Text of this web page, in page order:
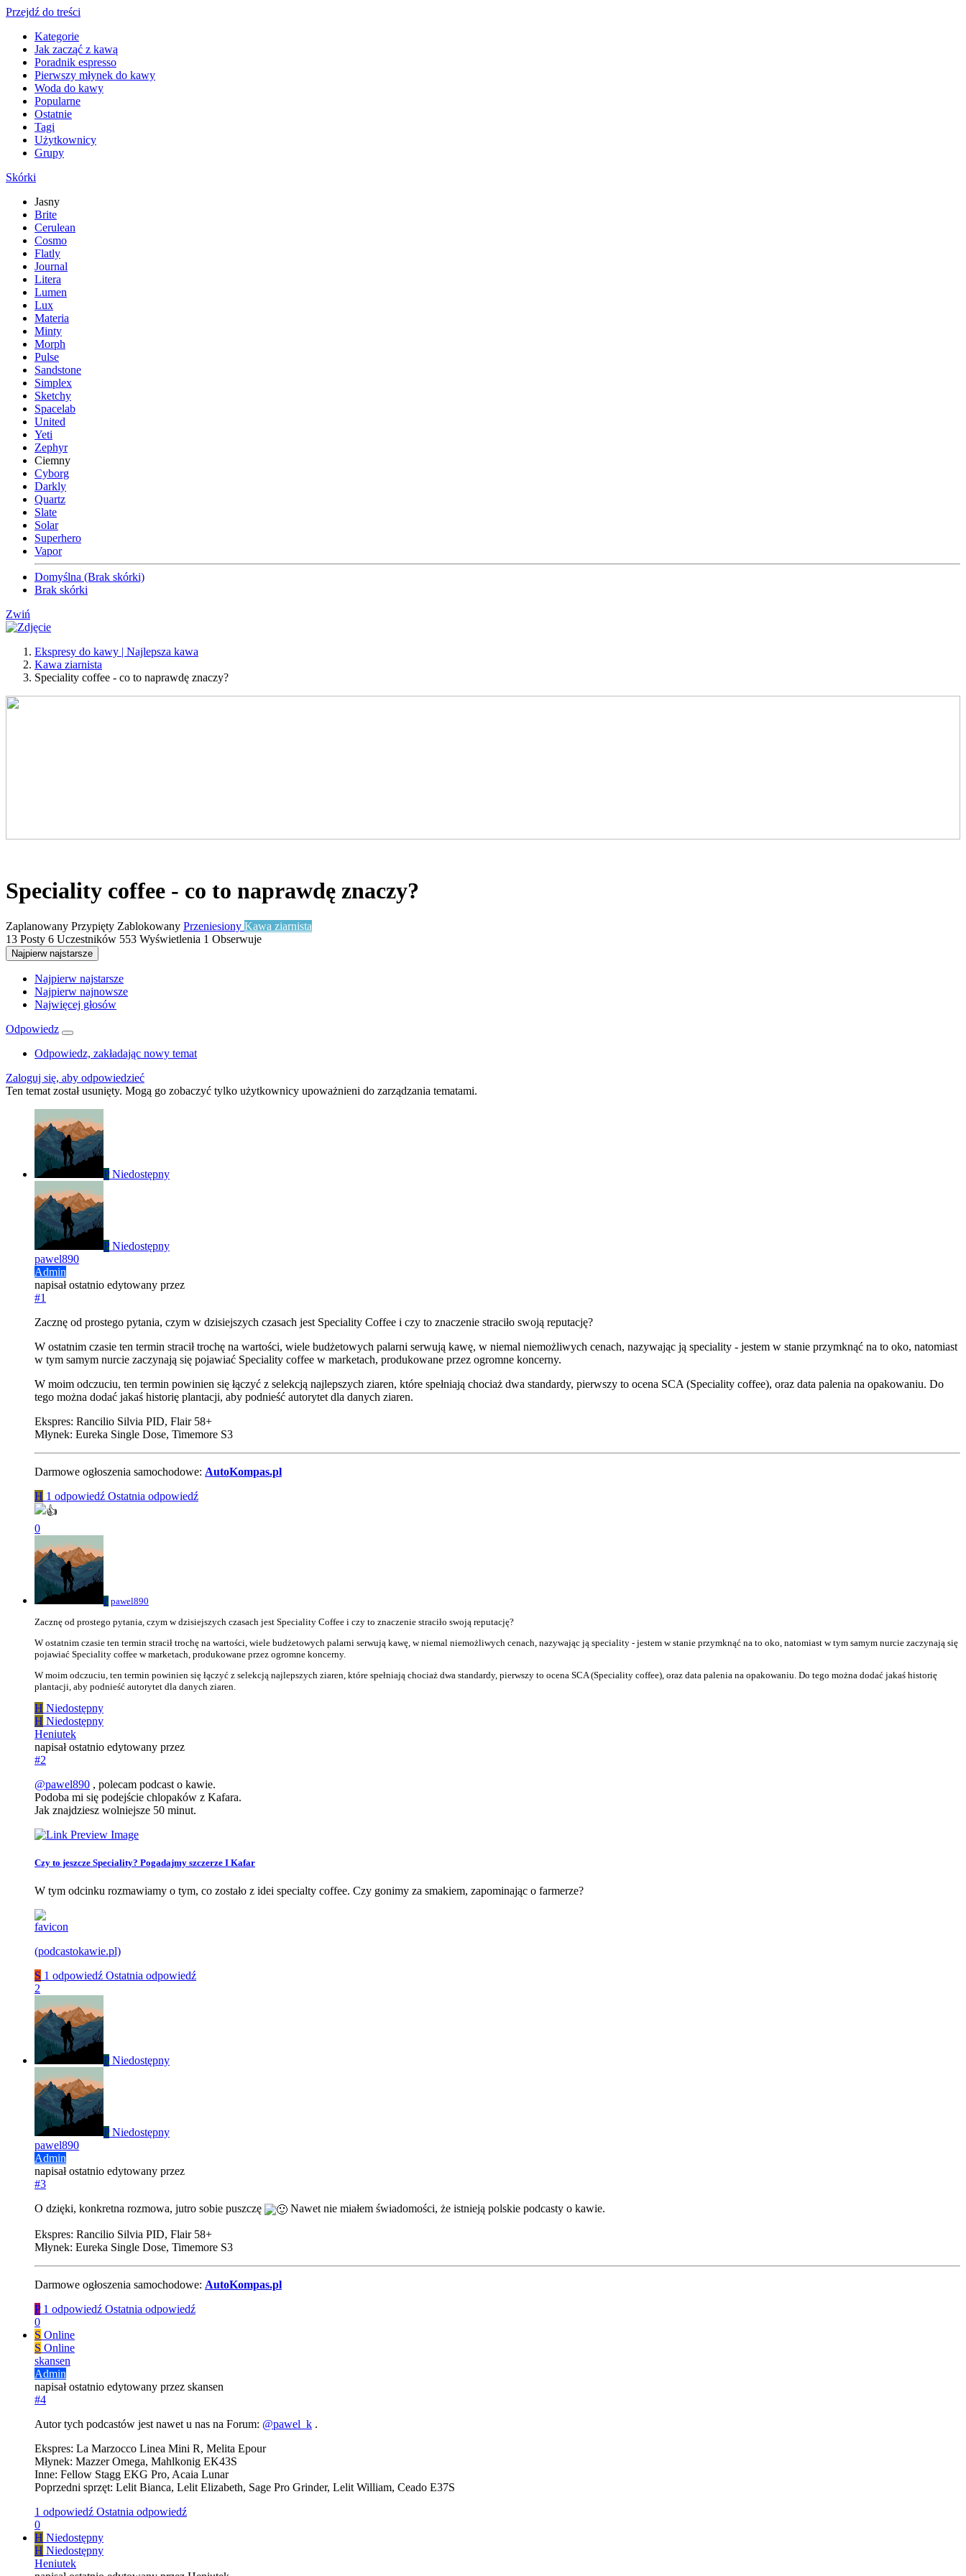
Przejdź do treści
Kategorie
Jak zacząć z kawą
Poradnik espresso
Pierwszy młynek do kawy
Woda do kawy
Popularne
Ostatnie
Tagi
Użytkownicy
Grupy
Skórki
Jasny
Brite
Cerulean
Cosmo
Flatly
Journal
Litera
Lumen
Lux
Materia
Minty
Morph
Pulse
Sandstone
Simplex
Sketchy
Spacelab
United
Yeti
Zephyr
Ciemny
Cyborg
Darkly
Quartz
Slate
Solar
Superhero
Vapor
Domyślna (Brak skórki)
Brak skórki
Zwiń
Ekspresy do kawy | Najlepsza kawa
Kawa ziarnista
Speciality coffee - co to naprawdę znaczy?
Speciality coffee - co to naprawdę znaczy?
Zaplanowany Przypięty Zablokowany Przeniesiony Kawa ziarnista
13 Posty 6 Uczestników 553 Wyświetlenia 1 Obserwuje
Najpierw najstarsze
Najpierw najstarsze
Najpierw najnowsze
Najwięcej głosów
Odpowiedz
Odpowiedz, zakładając nowy temat
Zaloguj się, aby odpowiedzieć
Ten temat został usunięty. Mogą go zobaczyć tylko użytkownicy upoważnieni do zarządzania tematami.
P Niedostępny
P Niedostępny
pawel890
Admin
napisałostatnio edytowany przez
#1
Zacznę od prostego pytania, czym w dzisiejszych czasach jest Speciality Coffee i czy to znaczenie straciło swoją reputację?
W ostatnim czasie ten termin stracił trochę na wartości, wiele budżetowych palarni serwują kawę, w niemal niemożliwych cenach, nazywając ją speciality - jestem w stanie przymknąć na to oko, natomiast
w tym samym nurcie zaczynają się pojawiać Speciality coffee w marketach, produkowane przez ogromne koncerny.
W moim odczuciu, ten termin powinien się łączyć z selekcją najlepszych ziaren, które spełniają chociaż dwa standardy, pierwszy to ocena SCA (Speciality coffee), oraz data palenia na opakowaniu. Do
tego można dodać jakaś historię plantacji, aby podnieść autorytet dla danych ziaren.
Ekspres: Rancilio Silvia PID, Flair 58+
Młynek: Eureka Single Dose, Timemore S3
Darmowe ogłoszenia samochodowe: AutoKompas.pl
H 1 odpowiedź Ostatnia odpowiedź
0
P pawel890
Zacznę od prostego pytania, czym w dzisiejszych czasach jest Speciality Coffee i czy to znaczenie straciło swoją reputację?
W ostatnim czasie ten termin stracił trochę na wartości, wiele budżetowych palarni serwują kawę, w niemal niemożliwych cenach, nazywając ją speciality - jestem w stanie przymknąć na to oko, natomiast w tym samym nurcie zaczynają się
pojawiać Speciality coffee w marketach, produkowane przez ogromne koncerny.
W moim odczuciu, ten termin powinien się łączyć z selekcją najlepszych ziaren, które spełniają chociaż dwa standardy, pierwszy to ocena SCA (Speciality coffee), oraz data palenia na opakowaniu. Do tego można dodać jakaś historię
plantacji, aby podnieść autorytet dla danych ziaren.
H Niedostępny
H Niedostępny
Heniutek
napisałostatnio edytowany przez
#2
@pawel890 , polecam podcast o kawie.
Podoba mi się podejście chlopaków z Kafara.
Jak znajdziesz wolniejsze 50 minut.
Czy to jeszcze Speciality? Pogadajmy szczerze I Kafar
W tym odcinku rozmawiamy o tym, co zostało z idei specialty coffee. Czy gonimy za smakiem, zapominając o farmerze?
(podcastokawie.pl)
S 1 odpowiedź Ostatnia odpowiedź
2
P Niedostępny
P Niedostępny
pawel890
Admin
napisałostatnio edytowany przez
#3
O dzięki, konkretna rozmowa, jutro sobie puszczę
Nawet nie miałem świadomości, że istnieją polskie podcasty o kawie.
Ekspres: Rancilio Silvia PID, Flair 58+
Młynek: Eureka Single Dose, Timemore S3
Darmowe ogłoszenia samochodowe: AutoKompas.pl
P 1 odpowiedź Ostatnia odpowiedź
0
S Online
S Online
skansen
Admin
napisałostatnio edytowany przez skansen
#4
Autor tych podcastów jest nawet u nas na Forum: @pawel_k .
Ekspres: La Marzocco Linea Mini R, Melita Epour
Młynek: Mazzer Omega, Mahlkonig EK43S
Inne: Fellow Stagg EKG Pro, Acaia Lunar
Poprzedni sprzęt: Lelit Bianca, Lelit Elizabeth, Sage Pro Grinder, Lelit William, Ceado E37S
1 odpowiedź Ostatnia odpowiedź
0
H Niedostępny
H Niedostępny
Heniutek